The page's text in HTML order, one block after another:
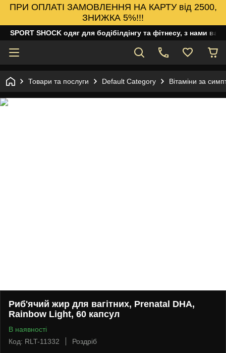
ПРИ ОПЛАТІ ЗАМОВЛЕННЯ НА КАРТУ від 2500,
ЗНИЖКА 5%!!!
SPORT SHOCK одяг для бодібілдінгу та фітнесу, з нами
Товари та послуги Default Category Вітаміни за
Риб'ячий жир для вагітних, Prenatal DHA,
Rainbow Light, 60 капсул
В наявності
Код: RLT-11332
Роздріб